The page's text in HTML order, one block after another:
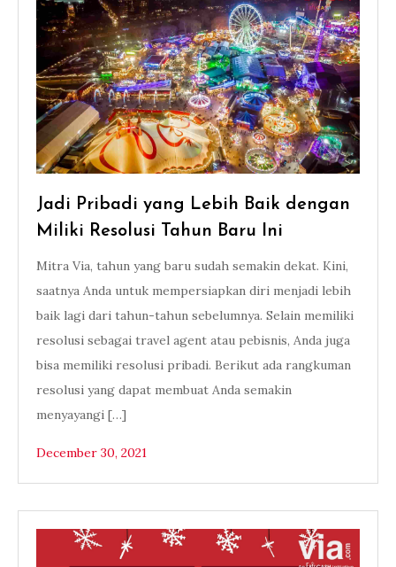
Jadi Pribadi yang Lebih Baik dengan
Miliki Resolusi Tahun Baru Ini
Mitra Via, tahun yang baru sudah semakin dekat. Kini,
saatnya Anda untuk mempersiapkan diri menjadi lebih
baik lagi dari tahun-tahun sebelumnya. Selain memiliki
resolusi sebagai travel agent atau pebisnis, Anda juga
bisa memiliki resolusi pribadi. Berikut ada rangkuman
resolusi yang dapat membuat Anda semakin
menyayangi […]
December 30, 2021